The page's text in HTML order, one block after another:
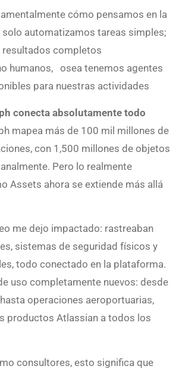
cómo pensamos en la
solo automatizamos tareas simples;
resultados completos
humanos, osea tenemos agentes
para nuestras actividades
conecta absolutamente todo
mapea más de 100 mil millones de
con 1,500 millones de objetos
Pero lo realmente
Assets ahora se extiende más allá
me dejo impactado: rastreaban
sistemas de seguridad físicos y
todo conectado en la plataforma.
uso completamente nuevos: desde
operaciones aeroportuarias,
productos Atlassian a todos los
consultores, esto significa que